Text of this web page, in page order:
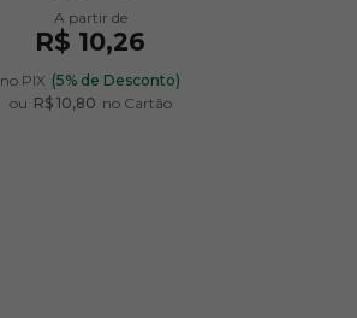
R$ 10,26
no PIX (5% de Desconto)
ou R$ 10,80 no Cartão